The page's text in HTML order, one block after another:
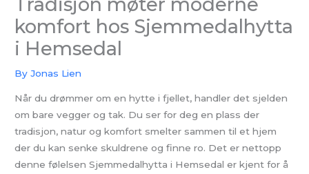
komfort hos Sjemmedalhytta
i Hemsedal
ByJonas Lien
Når du drømmer om en hytte i fjellet, handler det sjelden
om bare vegger og tak. Du ser for deg en plass der
tradisjon, natur og komfort smelter sammen til et hjem
der du kan senke skuldrene og finne ro. Det er nettopp
denne følelsen Sjemmedalhytta i Hemsedal er kjent for å